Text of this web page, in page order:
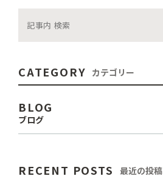
CATEGORY カテゴリー
BLOG
ブログ
RECENT POSTS 最近の投稿